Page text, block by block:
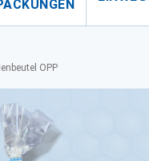
OPP